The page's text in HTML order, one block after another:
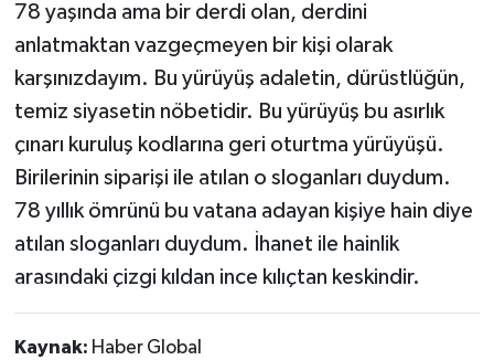
78 yaşında ama bir derdi olan, derdini
anlatmaktan vazgeçmeyen bir kişi olarak
karşınızdayım. Bu yürüyüş adaletin, dürüstlüğün,
temiz siyasetin nöbetidir. Bu yürüyüş bu asırlık
çınarı kuruluş kodlarına geri oturtma yürüyüşü.
Birilerinin siparişi ile atılan o sloganları duydum.
78 yıllık ömrünü bu vatana adayan kişiye hain diye
atılan sloganları duydum. İhanet ile hainlik
arasındaki çizgi kıldan ince kılıçtan keskindir.
Kaynak: Haber Global